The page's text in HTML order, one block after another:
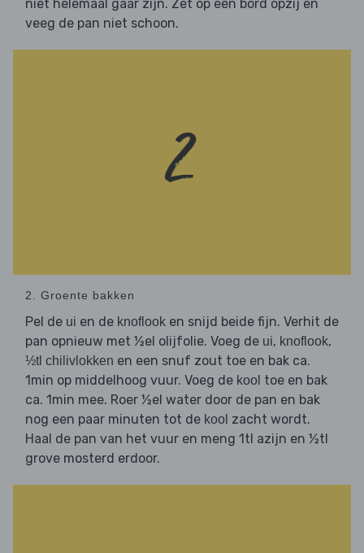
niet helemaal gaar zijn. Zet op een bord opzij en
veeg de pan niet schoon.
2. Groente bakken
Pel de ui en de knoflook en snijd beide fijn. Verhit de
pan opnieuw met ½el olijfolie. Voeg de ui, knoflook,
½tl chilivlokken en een snuf zout toe en bak ca.
1min op middelhoog vuur. Voeg de kool toe en bak
ca. 1min mee. Roer ½el water door de pan en bak
nog een paar minuten tot de kool zacht wordt.
Haal de pan van het vuur en meng 1tl azijn en ½tl
grove mosterd erdoor.